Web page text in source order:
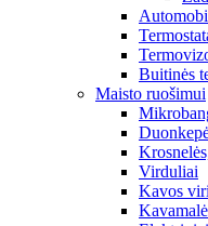
Buitinės
Maisto ruošimui
Virduliai
Kavos